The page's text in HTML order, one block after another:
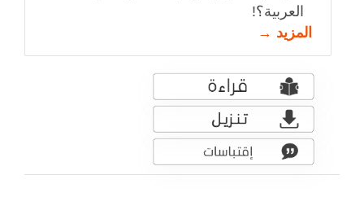
العربية؟!
المزيد →